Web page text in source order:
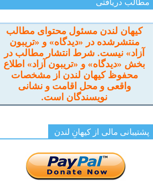
مطالب دریافتی
کیهان لندن مسئول محتوای مطالب
منتشرشده در «دیدگاه» و «تریبون
آزاد» نیست. شرط انتشار مطالب در
بخش «دیدگاه» و «تریبون آزاد» اطلاع
محفوظ کیهان لندن از مشخصات
واقعی و محل اقامت و نشانی
نویسندگان است.
پشتیبانی مالی از کیهانِ لندن